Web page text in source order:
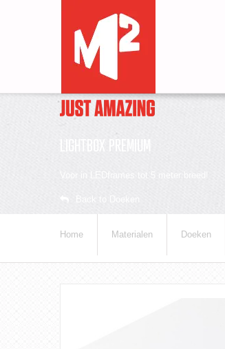
LIGHTBOX PREMIUM
Voor in LEDframes tot 5 meter breed!
Home Materialen Doeken